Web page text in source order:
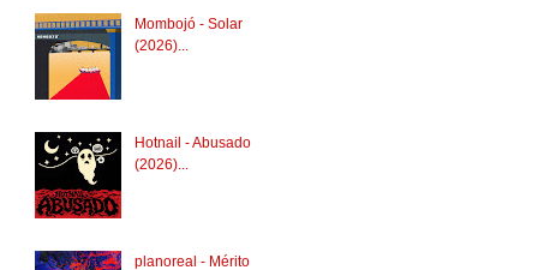
Mombojó - Solar
(2026)...
Hotnail - Abusado
(2026)...
planoreal - Mérito